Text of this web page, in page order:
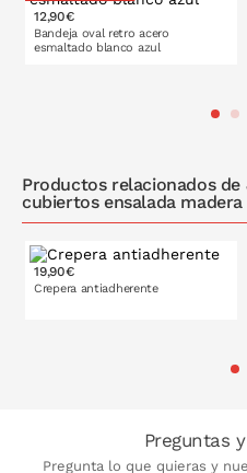
12,90€
Bandeja oval retro acero
esmaltado blanco azul
cm
Productos relacionados de
cubiertos ensalada
19,90€
Crepera antiadherente
Preguntas
Pregunta lo que quieras y